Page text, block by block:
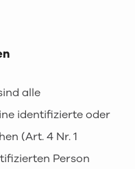
alle
identifizierte oder
(Art. 4 Nr. 1
Person